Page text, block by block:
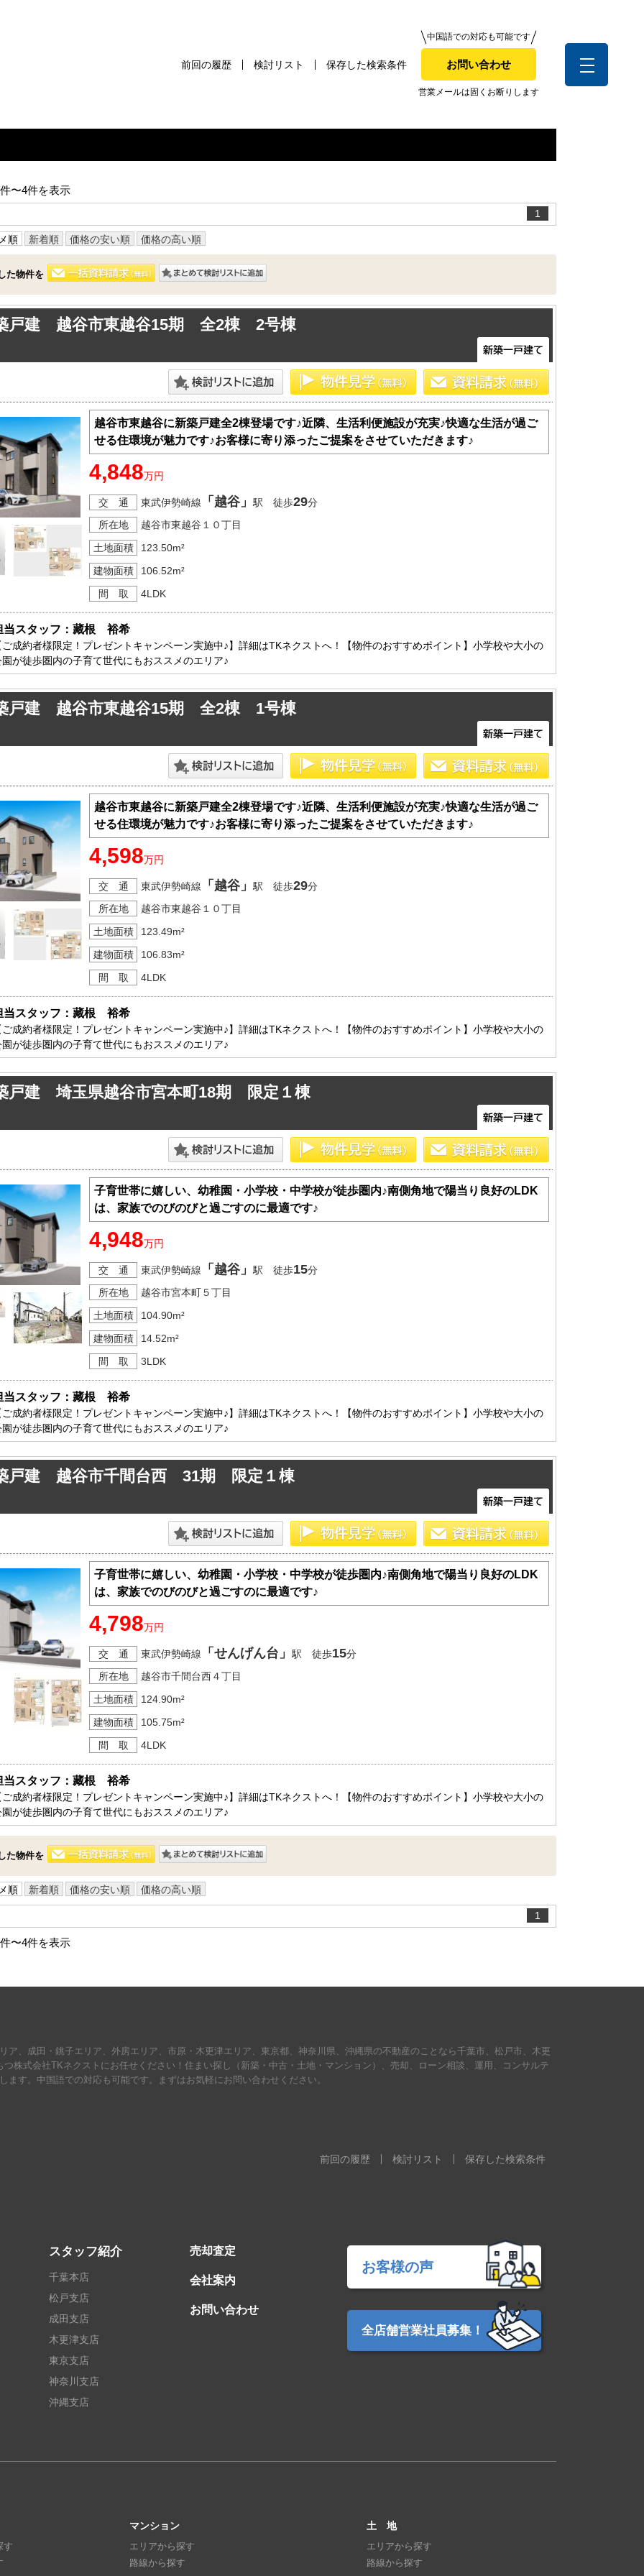
前回の履歴 検討リスト 保存した検索条件
中国語での対応も可能です
お問い合わせ
営業メールは固くお断りします
〜4件を表示
1
順 新着順 価格の安い順 価格の高い順
た物件を
戸建 越谷市東越谷15期 全2棟 2号棟
越谷市東越谷に新築戸建全2棟登場です♪近隣、生活利便施設が充実♪快適な生活が過ご
せる住環境が魅力です♪お客様に寄り添ったご提案をさせていただきます♪
4,848万円
交 通 東武伊勢崎線 「越谷」駅 徒歩29分
所在地
越谷市東越谷１０丁目
土地面積
123.50m²
建物面積
106.52m²
間 取
4LDK
当スタッフ：藏根　裕希
ご成約者様限定！プレゼントキャンペーン実施中♪】詳細はTKネクストへ！【物件のおすすめポイント】小学校や大小の
園が徒歩圏内の子育て世代にもおススメのエリア♪
戸建 越谷市東越谷15期 全2棟 1号棟
越谷市東越谷に新築戸建全2棟登場です♪近隣、生活利便施設が充実♪快適な生活が過ご
せる住環境が魅力です♪お客様に寄り添ったご提案をさせていただきます♪
4,598万円
交 通 東武伊勢崎線 「越谷」駅 徒歩29分
所在地
越谷市東越谷１０丁目
土地面積
123.49m²
建物面積
106.83m²
間 取
4LDK
当スタッフ：藏根　裕希
ご成約者様限定！プレゼントキャンペーン実施中♪】詳細はTKネクストへ！【物件のおすすめポイント】小学校や大小の
園が徒歩圏内の子育て世代にもおススメのエリア♪
戸建 埼玉県越谷市宮本町18期 限定１棟
子育世帯に嬉しい、幼稚園・小学校・中学校が徒歩圏内♪南側角地で陽当り良好のLDK
は、家族でのびのびと過ごすのに最適です♪
4,948万円
交 通 東武伊勢崎線 「越谷」駅 徒歩15分
所在地
越谷市宮本町５丁目
土地面積
104.90m²
建物面積
14.52m²
間 取
3LDK
当スタッフ：藏根　裕希
ご成約者様限定！プレゼントキャンペーン実施中♪】詳細はTKネクストへ！【物件のおすすめポイント】小学校や大小の
園が徒歩圏内の子育て世代にもおススメのエリア♪
戸建 越谷市千間台西 31期 限定１棟
子育世帯に嬉しい、幼稚園・小学校・中学校が徒歩圏内♪南側角地で陽当り良好のLDK
は、家族でのびのびと過ごすのに最適です♪
4,798万円
交 通 東武伊勢崎線 「せんげん台」駅 徒歩15分
所在地
越谷市千間台西４丁目
土地面積
124.90m²
建物面積
105.75m²
間 取
4LDK
当スタッフ：藏根　裕希
ご成約者様限定！プレゼントキャンペーン実施中♪】詳細はTKネクストへ！【物件のおすすめポイント】小学校や大小の
園が徒歩圏内の子育て世代にもおススメのエリア♪
た物件を
順 新着順 価格の安い順 価格の高い順
1
〜4件を表示
ア、成田・銚子エリア、外房エリア、市原・木更津エリア、東京都、神奈川県、沖縄県の不動産のことなら千葉市、松戸市、木更
株式会社TKネクストにお任せください！住まい探し（新築・中古・土地・マンション）、売却、ローン相談、運用、コンサルテ
す。中国語での対応も可能です。まずはお気軽にお問い合わせください。
前回の履歴 検討リスト 保存した検索条件
スタッフ紹介
千葉本店
松戸支店
成田支店
木更津支店
東京支店
神奈川支店
沖縄支店
売却査定
会社案内
お問い合わせ
お客様の声
全店舗営業社員募集！
す
マンション
エリアから探す
路線から探す
土 地
エリアから探す
路線から探す
中国語での対応も可能です
お問い合わせ
スタッフ紹介
松戸支店
成田支店
東京支店
神奈川支店
沖縄支店
お問い合わせ
サイトマップ
プライバシーポリシー
お客様の声
マンション
エリアから探す
路線から探す
面エリア
エリアの新築一戸建
エリアの中古一戸建
エリアのマンション
エリアの土地
四街道･佐倉･八千代方面エリアの新築一戸建
四街道･佐倉･八千代方面エリアの中古一戸建
四街道･佐倉･八千代方面エリアのマンション
四街道･佐倉･八千代方面エリアの土地
船橋･市川･浦安方面エリアの中古一戸建
船橋･市川･浦安方面エリアのマンション
マンション
土地
内房エリア
内房エリアの新築一戸建
内房エリアのマンション
内房エリアの土地
東京全域エリア
東京全域エリアの新築一戸建
東京全域エリアのマンション
東京全域エリアの土地
ア
の新築一戸建
アの中古一戸建
のマンション
アの土地